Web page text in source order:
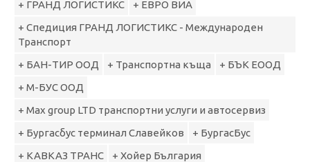
+ ГРАНД ЛОГИСТИКС
+ ЕВРО ВИА
+ Спедиция ГРАНД ЛОГИСТИКС - Международен
Транспорт
+ БАН-ТИР ООД
+ Транспортна къща
+ БЪК ЕООД
+ M-БУС ООД
+ Max group LTD транспортни услуги и автосервиз
+ Бургасбус терминал Славейков
+ БургасБус
+ КАВКАЗ ТРАНС
+ Хойер България